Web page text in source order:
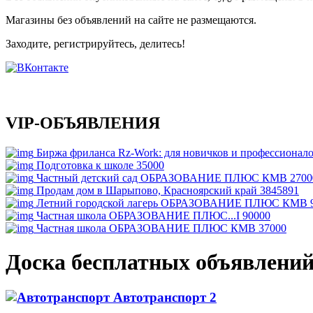
Магазины без объявлений на сайте не размещаются.
Заходите, регистрируйтесь, делитесь!
VIP-ОБЪЯВЛЕНИЯ
Биржа фриланса Rz-Work: для новичков и
Подготовка к школе 35000
Частный детский сад ОБРАЗОВАНИЕ ПЛЮС КМВ
Продам дом в Шарыпово, Красноярский край 3845891
Летний городской лагерь ОБРАЗОВАНИЕ ПЛЮС КМВ
Частная школа ОБРАЗОВАНИЕ ПЛЮС...I 90000
Частная школа ОБРАЗОВАНИЕ ПЛЮС КМВ 37000
Доска бесплатных
Автотранспорт2